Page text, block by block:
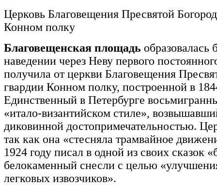
Церковь Благовещения Пресвятой
Конном полку
Благовещенская площадь образовалась
наведении через Неву первого
получила от церкви Благовещения
гвардии Конном полку, построенной в
Единственный в Петербурге
«итало-византийском стиле»,
диковинной достопримечательностью.
так как она «стесняла трамвайное
1924 году писал в одной из своих сказок
белокаменный снесли с целью
легковых извозчиков».